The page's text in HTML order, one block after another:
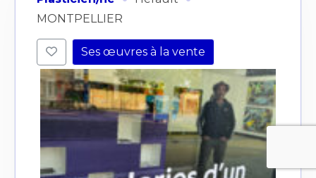
MONTPELLIER
Ses œuvres à la vente